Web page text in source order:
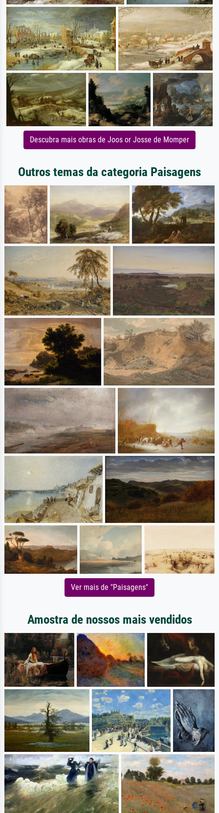
Descubra mais obras de Joos or Josse de Momper
Outros temas da categoria Paisagens
Ver mais de "Paisagens"
Amostra de nossos mais vendidos